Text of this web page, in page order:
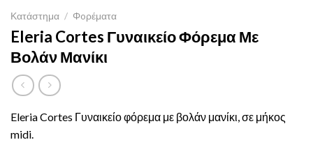
Κατάστημα / Φoρέματα
Eleria Cortes Γυναικείο Φόρεμα Με
Βολάν Μανίκι
Eleria Cortes Γυναικείο φόρεμα με βολάν μανίκι, σε μήκος
midi.